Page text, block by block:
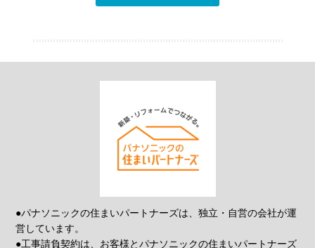
●パナソニックの住まいパートナーズは、独立・自営の会社が運
営しています。
●工事請負契約は、お客様とパナソニックの住まいパートナーズ